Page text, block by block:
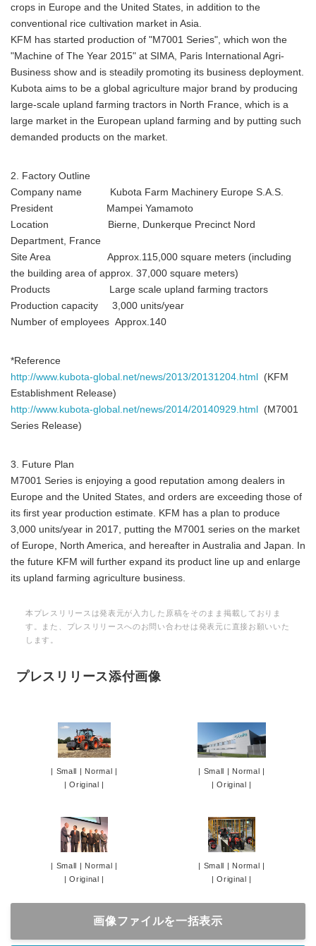
crops in Europe and the United States, in addition to the
conventional rice cultivation market in Asia.
KFM has started production of "M7001 Series", which won the
"Machine of The Year 2015" at SIMA, Paris International Agri-
Business show and is steadily promoting its business deployment.
Kubota aims to be a global agriculture major brand by producing
large-scale upland farming tractors in North France, which is a
large market in the European upland farming and by putting such
demanded products on the market.
2. Factory Outline
Company name Kubota Farm Machinery Europe S.A.S.
President Mampei Yamamoto
Location Bierne, Dunkerque Precinct Nord
Department, France
Site Area Approx.115,000 square meters (including
the building area of approx. 37,000 square meters)
Products Large scale upland farming tractors
Production capacity 3,000 units/year
Number of employees Approx.140
*Reference
http://www.kubota-global.net/news/2013/20131204.html
(KFM
Establishment Release)
http://www.kubota-global.net/news/2014/20140929.html
(M7001
Series Release)
3. Future Plan
M7001 Series is enjoying a good reputation among dealers in
Europe and the United States, and orders are exceeding those of
its first year production estimate. KFM has a plan to produce
3,000 units/year in 2017, putting the M7001 series on the market
of Europe, North America, and hereafter in Australia and Japan. In
the future KFM will further expand its product line up and enlarge
its upland farming agriculture business.
本プレスリリースは発表元が入力した原稿をそのまま掲載しておりま
す。また、プレスリリースへのお問い合わせは発表元に直接お願いいた
します。
プレスリリース添付画像
Small Normal
|Original
Small Normal
|Original
Small Normal
|Original
Small Normal
|Original
画像ファイルを一括表示